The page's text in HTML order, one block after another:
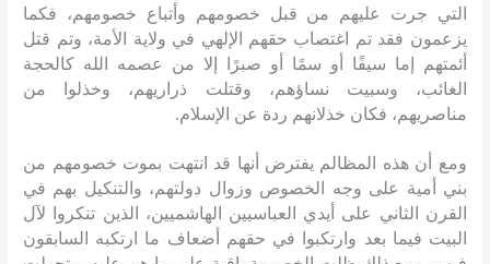
التي جرت عليهم من قبل خصومهم وأتباع خصومهم، فكما
يزعمون فقد تم اغتصاب حقهم الإلهي في ولاية الأمة، وتم قتل
أئمتهم إما سيفًا أو سمًا أو صبرًا إلا من عصمه الله كالحجة
الغائب، وسبيت نساؤهم، وقتلت ذراريهم، وخذلوا من
مناصريهم، فكان خذلانهم ردة عن الإسلام.
ومع أن هذه المظالم يفترض أنها قد انتهت بموت خصومهم من
بني أمية على وجه الخصوص وزوال دولتهم، والتنكيل بهم في
القرن الثاني على أيدي العباسيين الهاشميين، الذين تنكروا لآل
البيت فيما بعد وارتكبوا في حقهم أضعاف ما ارتكبه السابقون